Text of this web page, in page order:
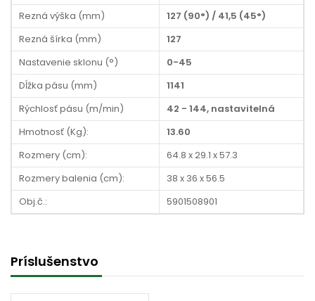
Rezná výška (mm)
127 (90°) / 41,5 (45°)
Rezná šírka (mm)
127
Nastavenie sklonu (°)
0-45
Dĺžka pásu (mm)
1141
Rýchlosť pásu (m/min)
42 - 144, nastavitelná
Hmotnosť (Kg):
13.60
Rozmery (cm):
64.8 x 29.1 x 57.3
Rozmery balenia (cm):
38 x 36 x 56.5
Obj.č.:
5901508901
Príslušenstvo